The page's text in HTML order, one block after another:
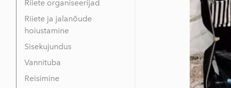
Riiete organiseerijad
Riiete ja jalanõude
hoiustamine
Sisekujundus
Vannituba
Reisimine